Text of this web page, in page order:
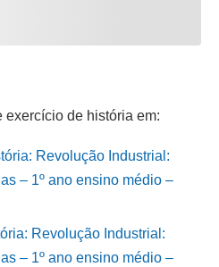
de história em:
Revolução Industrial:
– 1º ano ensino médio –
Revolução Industrial:
– 1º ano ensino médio –